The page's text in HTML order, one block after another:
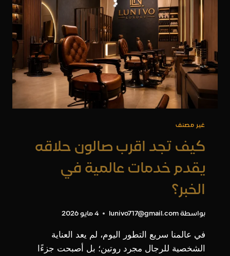
الأضحى
غير مصنف
كيف تجد اقرب صالون حلاقه
يقدم خدمات عالمية في
الخبر؟
بواسطة lunivo717@gmail.com 4 مايو 2026
في عالمنا سريع التطور اليوم، لم يعد العناية
الشخصية للرجال مجرد روتين؛ بل أصبحت جزءًا